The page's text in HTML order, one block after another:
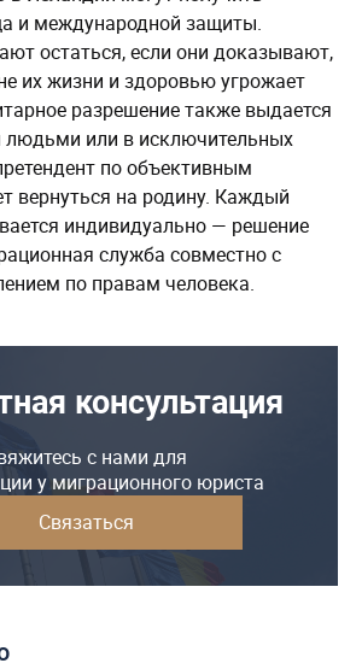
и международной защиты.
остаться, если они доказывают,
их жизни и здоровью угрожает
разрешение также выдается
людьми или в исключительных
по объективным
вернуться на родину. Каждый
индивидуально — решение
служба совместно с
по правам человека.
консультация
с нами для
у миграционного юриста
Связаться